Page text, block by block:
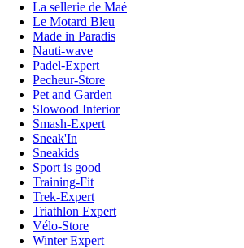
La sellerie de Maé
Le Motard Bleu
Made in Paradis
Nauti-wave
Padel-Expert
Pecheur-Store
Pet and Garden
Slowood Interior
Smash-Expert
Sneak'In
Sneakids
Sport is good
Training-Fit
Trek-Expert
Triathlon Expert
Vélo-Store
Winter Expert